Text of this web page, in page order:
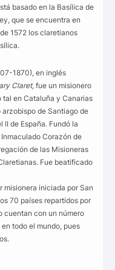
basado en la Basílica de
que se encuentra en
1572 los claretianos
1870), en inglés
Claret,fue un misionero
tal en Cataluña y Canarias
de Santiago de
de España. Fundó la
Corazón de
de las Misioneras
Fue beatificado
misionera iniciada por San
70 países repartidos por
cuentan con un número
todo el mundo, pues